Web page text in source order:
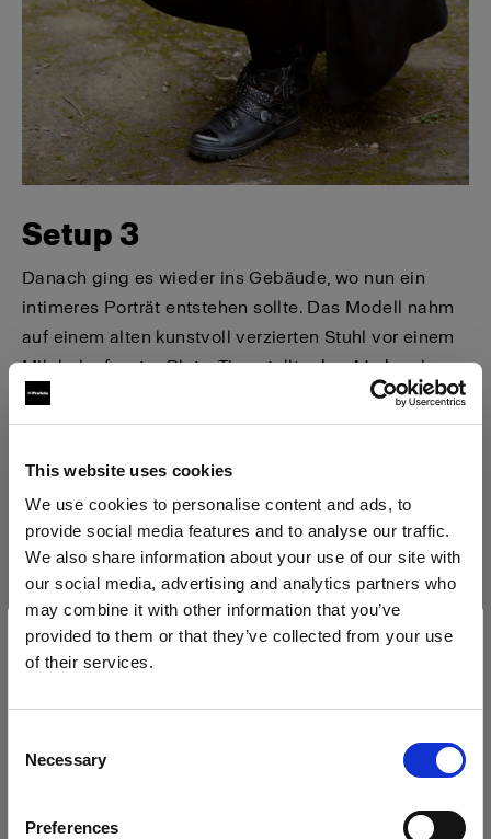
This website uses cookies
We use cookies to personalise content and ads, to
provide social media features and to analyse our traffic.
We also share information about your use of our site with
our social media, advertising and analytics partners who
may combine it with other information that you’ve
provided to them or that they’ve collected from your use
of their services.
Selection
Necessary
Preferences
Möchten Sie Ihren Standort aktualisieren?
Poland
Setup 3
Danach ging es wieder ins Gebäude, wo nun ein
intimeres Porträt entstehen sollte. Das Modell nahm
auf einem alten kunstvoll verzierten Stuhl vor einem
Milchglasfenster Platz. Tina stellte den A1, der als
Hauptlicht dienen sollte, vor das Modell, sodass er
sein Licht auf einen weißen Blitzschirm warf. Der
ausgestattet. Dieser zweite A1 übernahm die
Funktion des Streiflichts, das das Haar beleuchtete
und formte. Darüber hinaus kam ein Collapsible
Reflector in Silber zum Einsatz, um eine
ansprechende Ringblitz-Reflexion in den Augen des
Modells zu erzeugen, die eine direkte Verbindung